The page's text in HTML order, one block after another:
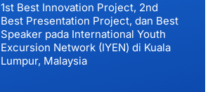
1st Best Innovation Project, 2nd
Best Presentation Project, dan Best
Speaker pada International Youth
Excursion Network (IYEN) di Kuala
Lumpur, Malaysia